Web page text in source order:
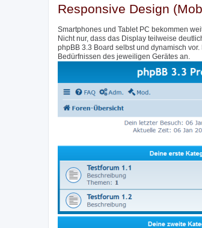
Responsive Design
Smartphones und Tablet PC bekommen
Nicht nur, dass das Display teilweise
phpBB 3.3 Board selbst und dynamisch
Bedürfnissen des jeweiligen Gerätes an.